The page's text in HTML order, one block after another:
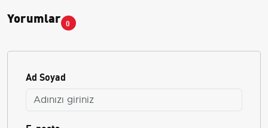
Yorumlar 0
Ad Soyad